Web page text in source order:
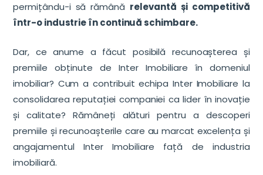
permițându-i să rămână relevantă și competitivă
într-o industrie în continuă schimbare.
Dar, ce anume a făcut posibilă recunoașterea și
premiile obținute de Inter Imobiliare în domeniul
imobiliar? Cum a contribuit echipa Inter Imobiliare la
consolidarea reputației companiei ca lider în inovație
și calitate? Rămâneți alături pentru a descoperi
premiile și recunoașterile care au marcat excelența și
angajamentul Inter Imobiliare față de industria
imobiliară.